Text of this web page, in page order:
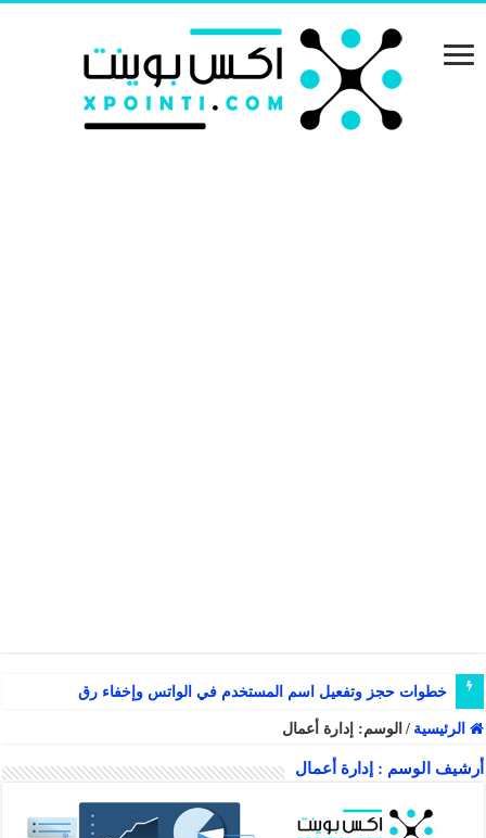
خطوات حجز وتفعيل اسم المستخدم في الواتس وإخفاء رقم الجوال
الرئيسية / الوسم: إدارة أعمال
أرشيف الوسم : إدارة أعمال